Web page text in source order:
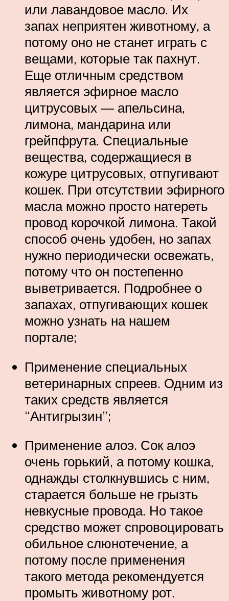
или лавандовое масло. Их
запах неприятен животному, а
потому оно не станет играть с
вещами, которые так пахнут.
Еще отличным средством
является эфирное масло
цитрусовых — апельсина,
лимона, мандарина или
грейпфрута. Специальные
вещества, содержащиеся в
кожуре цитрусовых, отпугивают
кошек. При отсутствии эфирного
масла можно просто натереть
провод корочкой лимона. Такой
способ очень удобен, но запах
нужно периодически освежать,
потому что он постепенно
выветривается. Подробнее о
запахах, отпугивающих кошек
можно узнать на нашем
портале;
Применение специальных
ветеринарных спреев. Одним из
таких средств является
“Антигрызин”;
Применение алоэ. Сок алоэ
очень горький, а потому кошка,
однажды столкнувшись с ним,
старается больше не грызть
невкусные провода. Но такое
средство может спровоцировать
обильное слюнотечение, а
потому после применения
такого метода рекомендуется
промыть животному рот.